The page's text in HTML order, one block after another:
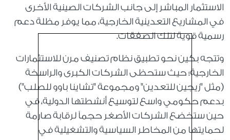
الاستثمار المباشر إلى جانب الشركات الصينية الأخرى
في المشاريع التعدينية الخارجية، مما يوفر مظلة دعم
رسمية قوية لتلك الصفقات.
وتتجه بكين نحو تطبيق نظام تصنيف مرن للاستثمارات
الخارجية؛ حيث ستحظى الشركات الكبرى والراسخة
(مثل "زيجين للتعدين" ومجموعة "تشاينا باوو للصلب")
بدعم حكومي واسع لتوسيع أنشطتها الدولية، في
حين ستخضع الشركات الأصغر حجماً لرقابة صارمة
لحمايتها من المخاطر السياسية والتشغيلية في